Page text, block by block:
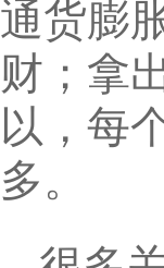
通货膨
财；拿
以，每
多。